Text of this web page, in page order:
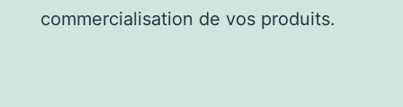
commercialisation de vos produits.